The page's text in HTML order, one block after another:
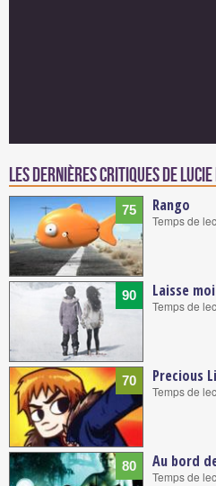
Les dernières critiques de Lucie
75 Rango
Temps de
90 Laisse
Temps de
70 Precious
Temps de
80 Au bord
Temps de